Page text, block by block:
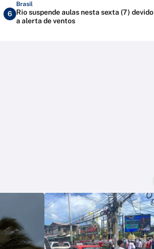
6
Brasil
Rio suspende aulas nesta sexta (7) devido
a alerta de ventos